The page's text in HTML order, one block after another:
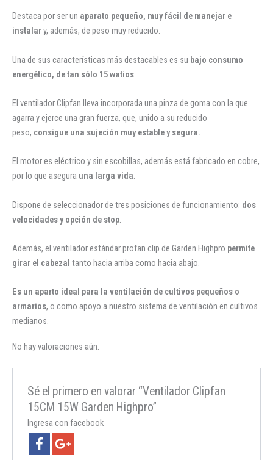
Destaca por ser un aparato pequeño, muy fácil de manejar e
instalary, además, de peso muy reducido.
Una de sus características más destacables es su bajo consumo
energético, de tan sólo 15 watios.
El ventilador Clipfan lleva incorporada una pinza de goma con la que
agarra y ejerce una gran fuerza, que, unido a su reducido
peso, consigue una sujeción muy estable y segura.
El motor es eléctrico y sin escobillas, además está fabricado en cobre,
por lo que asegura una larga vida.
Dispone de seleccionador de tres posiciones de funcionamiento: dos
velocidades y opción de stop.
Además, el ventilador estándar profan clip de Garden Highpro permite
girar el cabezal tanto hacia arriba como hacia abajo.
Es un aparto ideal para la ventilación de cultivos pequeños o
armarios, o como apoyo a nuestro sistema de ventilación en cultivos
medianos.
No hay valoraciones aún.
Sé el primero en valorar “Ventilador Clipfan
15CM 15W Garden Highpro”
Ingresa con facebook